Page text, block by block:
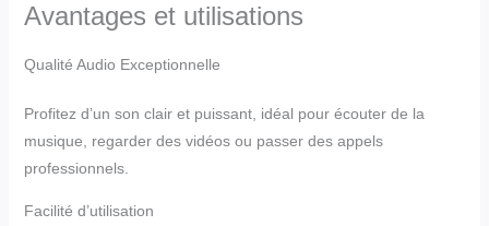
Avantages et utilisations
Qualité Audio Exceptionnelle
Profitez d’un son clair et puissant, idéal pour écouter de la
musique, regarder des vidéos ou passer des appels
professionnels.
Facilité d’utilisation